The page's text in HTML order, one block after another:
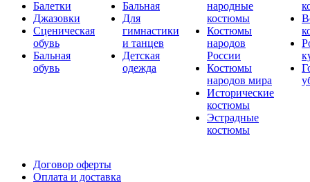
Балетки
Джазовки
Сценическая
обувь
Бальная
обувь
Бальная
Для
гимнастики
и танцев
Детская
одежда
народные
костюмы
Костюмы
народов
России
Костюмы
народов мира
Исторические
костюмы
Эстрадные
костюмы
Договор оферты
Оплата и доставка